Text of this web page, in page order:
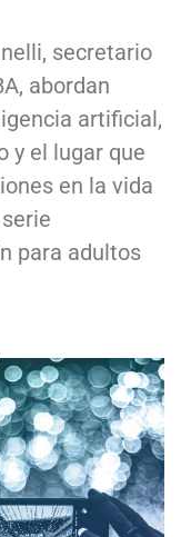
secretario
abordan
artificial,
y el lugar que
en la vida
para adultos